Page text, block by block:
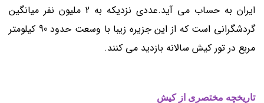
ایران به حساب می آید.عددی نزدیکه به 2 ملیون نفر میانگین
گردشگرانی است که از این جزیره زیبا با وسعت حدود 90 کیلومتر
مربع در تور کیش سالانه بازدید می کنند.
تاریخچه مختصری از کیش